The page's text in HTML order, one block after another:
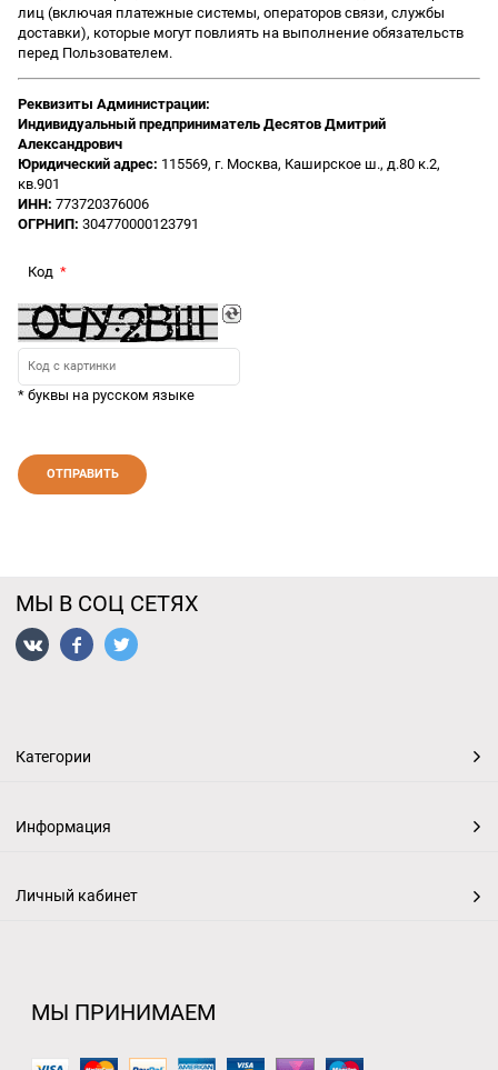
лиц (включая платежные системы, операторов связи, службы
доставки), которые могут повлиять на выполнение обязательств
перед Пользователем.
Реквизиты Администрации:
Индивидуальный предприниматель Десятов Дмитрий
Александрович
Юридический адрес: 115569, г. Москва, Каширское ш., д.80 к.2,
кв.901
ИНН: 773720376006
ОГРНИП: 304770000123791
Код
* буквы на русском языке
МЫ В СОЦ СЕТЯХ
Категории
Информация
Личный кабинет
МЫ ПРИНИМАЕМ